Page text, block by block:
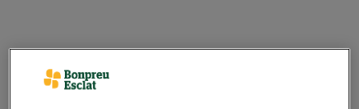
La coneixem per les seves múltiples aparicions